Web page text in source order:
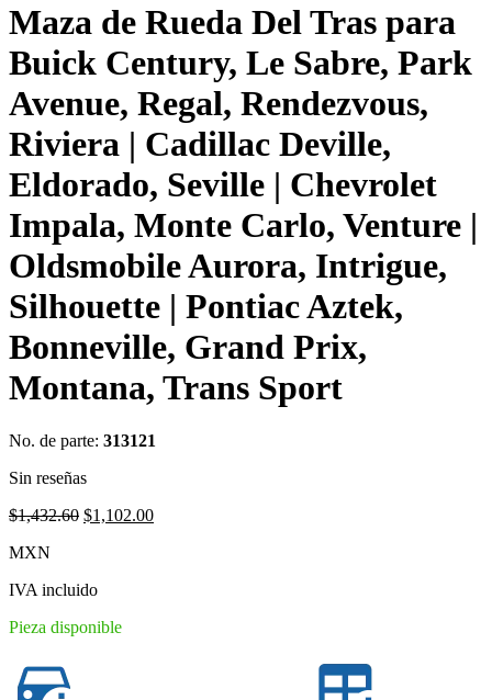
Maza de Rueda Del Tras para
Buick Century, Le Sabre, Park
Avenue, Regal, Rendezvous,
Riviera | Cadillac Deville,
Eldorado, Seville | Chevrolet
Impala, Monte Carlo, Venture |
Oldsmobile Aurora, Intrigue,
Silhouette | Pontiac Aztek,
Bonneville, Grand Prix,
Montana, Trans Sport
No. de parte: 313121
Sin reseñas
$1,432.60 Original
$1,102.00Current
MXN
IVA incluido
Pieza disponible